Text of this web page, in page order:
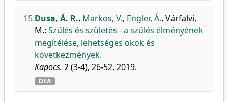
15.Dusa, Á. R., Markos, V., Engler, Á., Várfalvi,
M.: Szülés és születés - a szülés élményének
megítélése, lehetséges okok és
következmények.
Kapocs. 2 (3-4), 26-52, 2019.
DEA